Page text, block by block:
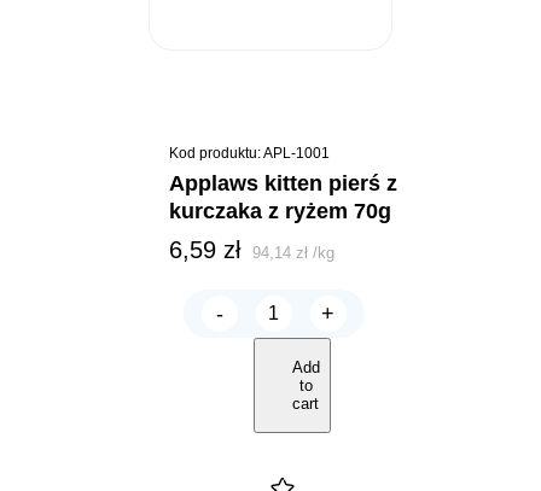
Kod produktu: APL-1001
applaws kitten pierś z
kurczaka z ryżem 70g
6,59 zł 94,14zł /kg
-
Applaws
KITTEN
Pierś
Kurczaka
ryżem
+
Add
to
cart